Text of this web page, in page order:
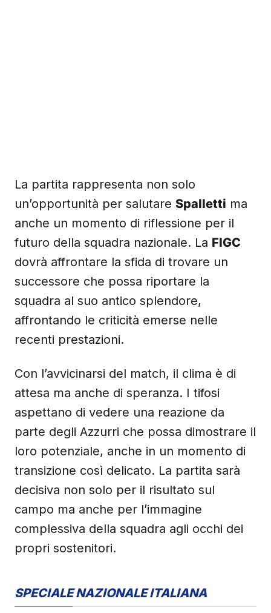
La partita rappresenta non solo
un’opportunità per salutare Spalletti ma
anche un momento di riflessione per il
futuro della squadra nazionale. La FIGC
dovrà affrontare la sfida di trovare un
successore che possa riportare la
squadra al suo antico splendore,
affrontando le criticità emerse nelle
recenti prestazioni.
Con l’avvicinarsi del match, il clima è di
attesa ma anche di speranza. I tifosi
aspettano di vedere una reazione da
parte degli Azzurri che possa dimostrare il
loro potenziale, anche in un momento di
transizione così delicato. La partita sarà
decisiva non solo per il risultato sul
campo ma anche per l’immagine
complessiva della squadra agli occhi dei
propri sostenitori.
SPECIALE NAZIONALE ITALIANA